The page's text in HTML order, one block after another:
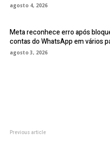
agosto 4, 2026
Meta reconhece erro após
contas do WhatsApp em vários
agosto 3, 2026
Previous article